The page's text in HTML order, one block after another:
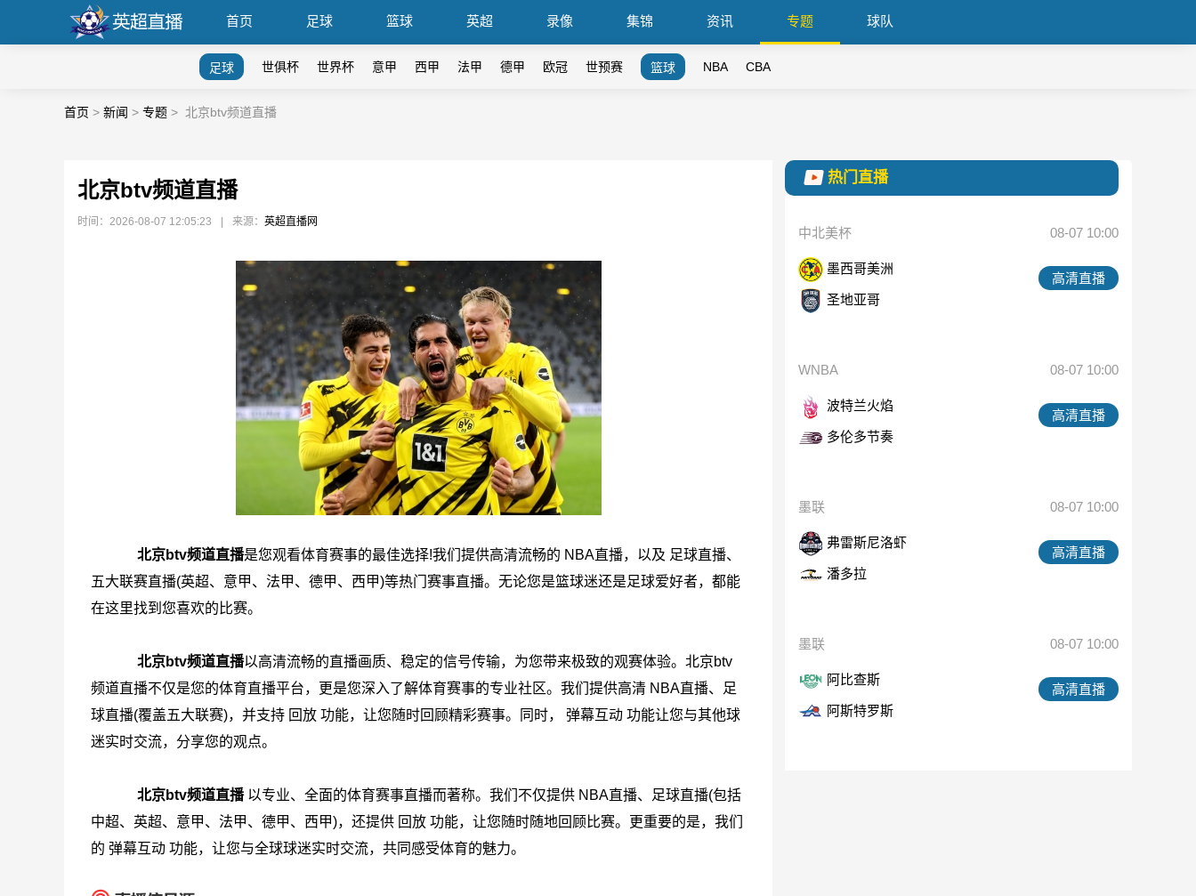
首页 足球 篮球 英超 录像 集锦 资讯 专题 球队
足球 世俱杯 世界杯 意甲 西甲 法甲 德甲 欧冠 世预赛 篮球 NBA CBA
首页 > 新闻 > 专题 > 北京btv频道直播
北京btv频道直播
时间：2026-08-07 12:05:23 来源： 英超直播网
北京btv频道直播是您观看体育赛事的最佳选择!我们提供高清流畅的 NBA直播，以及 足球直播、
五大联赛直播(英超、意甲、法甲、德甲、西甲)等热门赛事直播。无论您是篮球迷还是足球爱好者，都能
在这里找到您喜欢的比赛。
北京btv频道直播以高清流畅的直播画质、稳定的信号传输，为您带来极致的观赛体验。北京btv
频道直播不仅是您的体育直播平台，更是您深入了解体育赛事的专业社区。我们提供高清 NBA直播、足
球直播(覆盖五大联赛)，并支持 回放 功能，让您随时回顾精彩赛事。同时， 弹幕互动 功能让您与其他球
迷实时交流，分享您的观点。
北京btv频道直播以专业、全面的体育赛事直播而著称。我们不仅提供 NBA直播、足球直播(包括
中超、英超、意甲、法甲、德甲、西甲)，还提供 回放 功能，让您随时随地回顾比赛。更重要的是，我们
的 弹幕互动 功能，让您与全球球迷实时交流，共同感受体育的魅力。
热门直播
中北美杯 08-07 10:00
墨西哥美洲
圣地亚哥
高清直播
WNBA 08-07 10:00
波特兰火焰
多伦多节奏
高清直播
墨联 08-07 10:00
弗雷斯尼洛虾
潘多拉
高清直播
墨联 08-07 10:00
阿比查斯
阿斯特罗斯
高清直播